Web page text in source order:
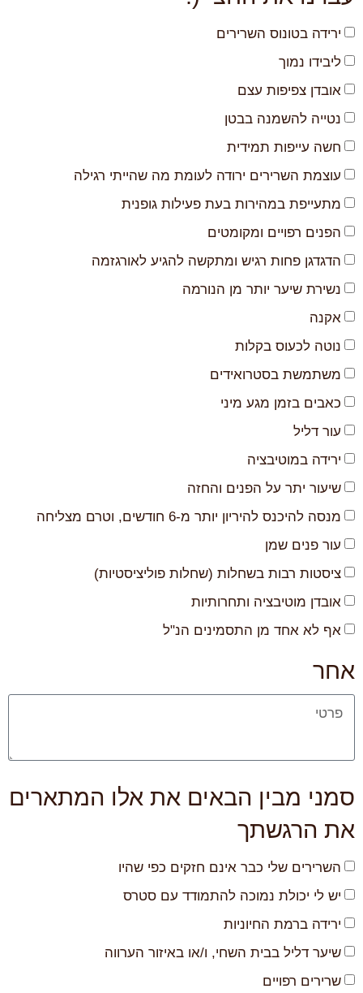
ירידה בטונוס השרירים
ליבידו נמוך
אובדן צפיפות עצם
נטייה להשמנה בבטן
חשה עייפות תמידית
עוצמת השרירים ירודה לעומת מה שהייתי רגילה
מתעייפת במהירות בעת פעילות גופנית
הפנים רפויים ומקומטים
הדגדגן פחות רגיש ומתקשה להגיע לאורגזמה
נשירת שיער יותר מן הנורמה
אקנה
נוטה לכעוס בקלות
משתמשת בסטרואידים
כאבים בזמן מגע מיני
עור דליל
ירידה במוטיבציה
שיעור יתר על הפנים והחזה
מנסה להיכנס להיריון יותר מ-6 חודשים, וטרם מצליחה
עור פנים שמן
ציסטות רבות בשחלות (שחלות פוליציסטיות)
אובדן מוטיבציה ותחרותיות
אף לא אחד מן התסמינים הנ"ל
אחר
סמני מבין הבאים את אלו המתארים
את הרגשתך
השרירים שלי כבר אינם חזקים כפי שהיו
יש לי יכולת נמוכה להתמודד עם סטרס
ירידה ברמת החיוניות
שיער דליל בבית השחי, ו/או באיזור הערווה
שרירים רפויים